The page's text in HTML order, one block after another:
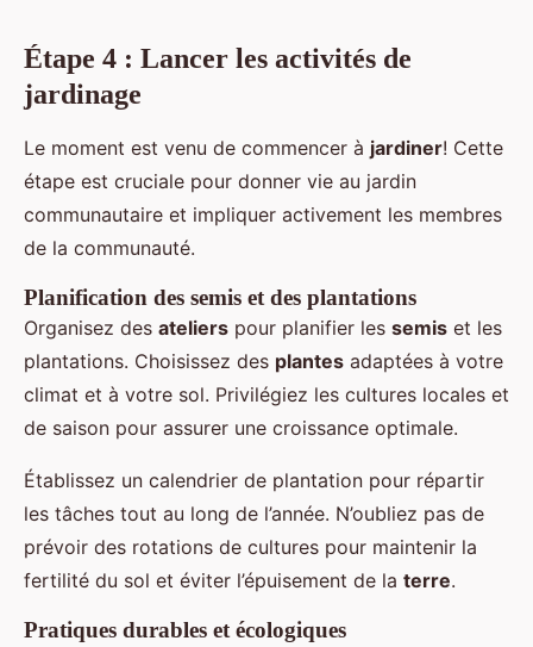
Étape 4 : Lancer les activités de
jardinage
Le moment est venu de commencer à jardiner! Cette
étape est cruciale pour donner vie au jardin
communautaire et impliquer activement les membres
de la communauté.
Planification des semis et des plantations
Organisez des ateliers pour planifier les semis et les
plantations. Choisissez des plantes adaptées à votre
climat et à votre sol. Privilégiez les cultures locales et
de saison pour assurer une croissance optimale.
Établissez un calendrier de plantation pour répartir
les tâches tout au long de l’année. N’oubliez pas de
prévoir des rotations de cultures pour maintenir la
fertilité du sol et éviter l’épuisement de la terre.
Pratiques durables et écologiques